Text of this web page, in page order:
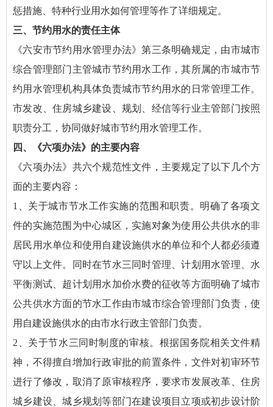
惩措施、特种行业用水如何管理等作了详细规定。
三、节约用水的责任主体
《六安市节约用水管理办法》第三条明确规定，由市城市
综合管理部门主管城市节约用水工作，其所属的市城市节
约用水管理机构具体负责城市节约用水的日常管理工作。
市发改、住房城乡建设、规划、经信等行业主管部门按照
职责分工，协同做好城市节约用水管理工作。
四、《六项办法》的主要内容
《六项办法》共六个规范性文件，主要规定了以下几个方
面的主要内容：
1、关于城市节水工作实施的范围和职责。明确了各项文
件的实施范围为中心城区，实施对象为使用公共供水的非
居民用水单位和使用自建设施供水的单位和个人都必须遵
守以上文件。同时在节水三同时管理、计划用水管理、水
平衡测试、超计划用水加价水费的征收等方面明确了城市
公共供水方面的节水工作由市城市综合管理部门负责，使
用自建设施供水的由市水行政主管部门负责。
2、关于节水三同时制度的审核。根据国务院相关文件精
神，不得擅自增加行政审批的前置条件，文件对初审环节
进行了修改，取消了原审核程序，要求市发展改革、住房
城乡建设、城乡规划等部门在建设项目立项或初步设计阶